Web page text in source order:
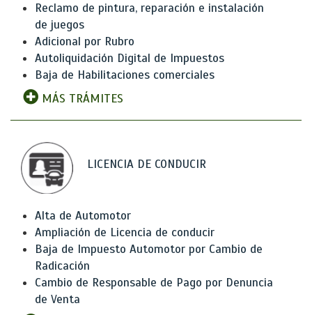
Reclamo de pintura, reparación e instalación
de juegos
Adicional por Rubro
Autoliquidación Digital de Impuestos
Baja de Habilitaciones comerciales
MÁS TRÁMITES
LICENCIA DE CONDUCIR
Alta de Automotor
Ampliación de Licencia de conducir
Baja de Impuesto Automotor por Cambio de
Radicación
Cambio de Responsable de Pago por Denuncia
de Venta